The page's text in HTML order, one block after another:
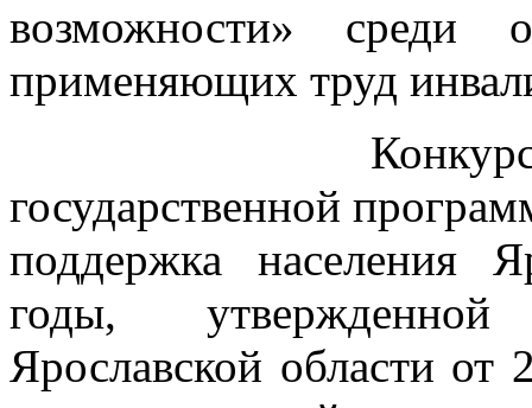
возможности» среди
применяющих труд
Конкурс
государственной
поддержка населения
годы, утвержденной
Ярославской области